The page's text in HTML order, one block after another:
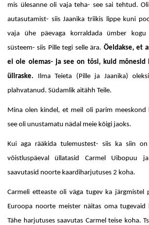
mis ülesanne oli vaja teha- see sai tehtud.
autasutamist- siis Jaanika triikis lippe kuni
vaja ühe päevaga korraldada ümber kogu
süsteem- siis Pille tegi selle ära. Öeldakse, et
ei ole olemas- ja see on tõsi, kuid mõnesid
üliraske. Ilma Teieta (Pille ja Jaanika)
plahvatanud. Südamlik aitähh Teile.
Mina olen kindel, et meil oli parim meeskond
see oli unustamatu nädal meie kõigi jaoks.
Kui aga rääkida tulemustest- siis ka siin on
võistluspäeval üllatasid Carmel Uibopuu
saavutasid noorte kaardiharjutuses 2 koha.
Carmeli etteaste oli väga tugev ka järgmistel
Euroopa noorte meister näitas oma
Tähe harjutuses saavutas Carmel teise koha.